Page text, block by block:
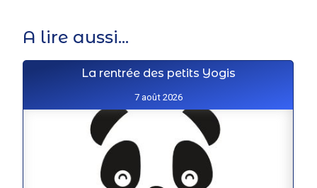
A lire aussi...
La rentrée des petits Yogis
7 août 2026